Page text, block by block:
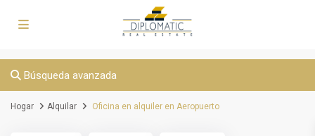
Búsqueda avanzada
Hogar Alquilar Oficina en alquiler en Aeropuerto